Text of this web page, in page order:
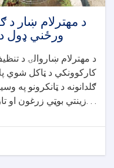
د مهترلام ښار د
ورځني ډول
د مهترلام ښاروالۍ د
کارکوونکي د ټاکل شوي
ګلدانونه د ټانکرونو په
زینتي بوټي زرغون او تازه. . .